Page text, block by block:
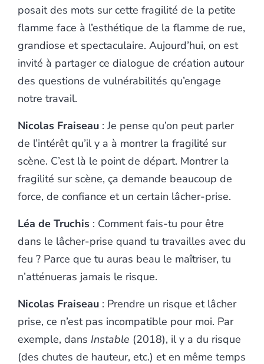
posait des mots sur cette fragilité de la petite
flamme face à l’esthétique de la flamme de rue,
grandiose et spectaculaire. Aujourd’hui, on est
invité à partager ce dialogue de création autour
des questions de vulnérabilités qu’engage
notre travail.
Nicolas Fraiseau : Je pense qu’on peut parler
de l’intérêt qu’il y a à montrer la fragilité sur
scène. C’est là le point de départ. Montrer la
fragilité sur scène, ça demande beaucoup de
force, de confiance et un certain lâcher-prise.
Léa de Truchis : Comment fais-tu pour être
dans le lâcher-prise quand tu travailles avec du
feu ? Parce que tu auras beau le maîtriser, tu
n’atténueras jamais le risque.
Nicolas Fraiseau : Prendre un risque et lâcher
prise, ce n’est pas incompatible pour moi. Par
exemple, dans Instable (2018), il y a du risque
(des chutes de hauteur, etc.) et en même temps